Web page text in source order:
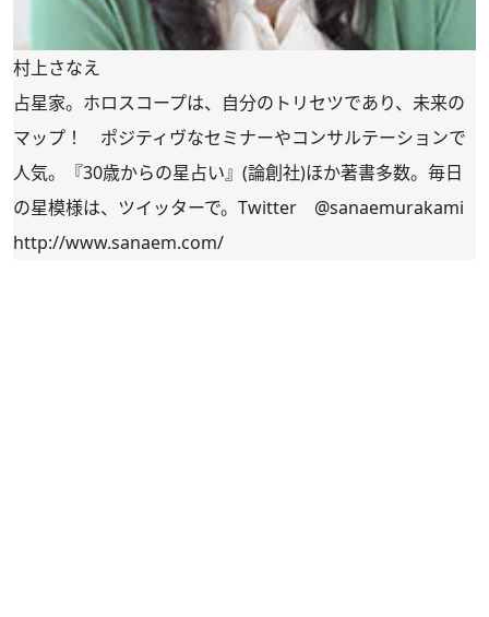
村上さなえ
占星家。ホロスコープは、自分のトリセツであり、未来の
マップ！ ポジティヴなセミナーやコンサルテーションで
人気。『30歳からの星占い』(論創社)ほか著書多数。毎日
の星模様は、ツイッターで。Twitter @sanaemurakami
http://www.sanaem.com/